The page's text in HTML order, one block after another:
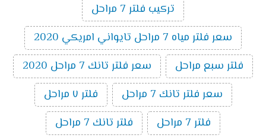
تركيب فلتر 7 مراحل
سعر فلتر مياه 7 مراحل تايواني امريكي 2020
فلتر سبع مراحل
سعر فلتر تانك 7 مراحل 2020
سعر فلتر تانك 7 مراحل
فلتر ٧ مراحل
فلتر 7 مراحل
فلتر تانك 7 مراحل